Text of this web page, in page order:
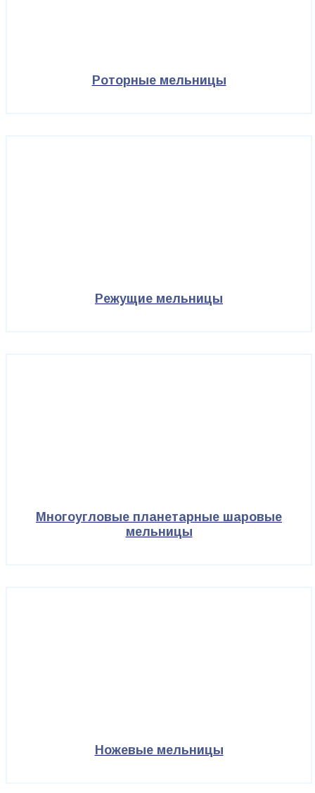
Роторные мельницы
Режущие мельницы
Многоугловые планетарные шаровые
мельницы
Ножевые мельницы